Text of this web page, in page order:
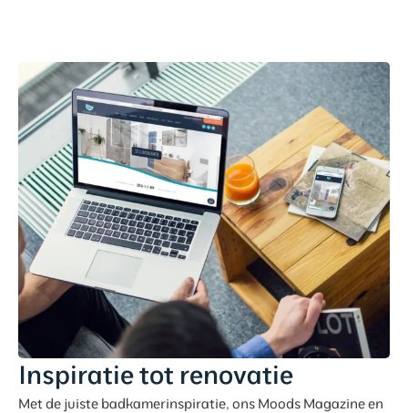
Inspiratie tot renovatie
Met de juiste badkamerinspiratie, ons Moods Magazine en